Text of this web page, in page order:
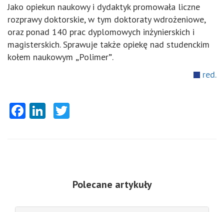
Jako opiekun naukowy i dydaktyk promowała liczne
rozprawy doktorskie, w tym doktoraty wdrożeniowe,
oraz ponad 140 prac dyplomowych inżynierskich i
magisterskich. Sprawuje także opiekę nad studenckim
kołem naukowym „Polimer”.
red.
Facebook
LinkedIn
Polecane artykuły